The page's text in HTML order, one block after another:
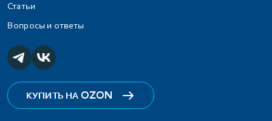
Статьи
Вопросы и ответы
КУПИТЬ НА OZON